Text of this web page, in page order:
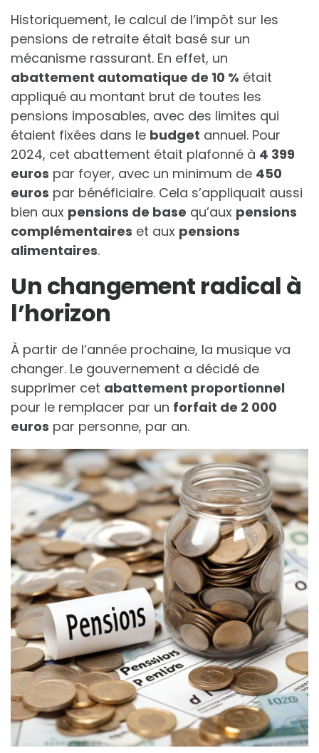
Historiquement, le calcul de l’impôt sur les
pensions de retraite était basé sur un
mécanisme rassurant. En effet, un
abattement automatique de 10 % était
appliqué au montant brut de toutes les
pensions imposables, avec des limites qui
étaient fixées dans le budget annuel. Pour
2024, cet abattement était plafonné à 4 399
euros par foyer, avec un minimum de 450
euros par bénéficiaire. Cela s’appliquait aussi
bien aux pensions de base qu’aux pensions
complémentaires et aux pensions
alimentaires.
Un changement radical à
l’horizon
À partir de l’année prochaine, la musique va
changer. Le gouvernement a décidé de
supprimer cet abattement proportionnel
pour le remplacer par un forfait de 2 000
euros par personne, par an.